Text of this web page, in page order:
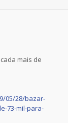
mais de
05/28/bazar-
73-mil-para-